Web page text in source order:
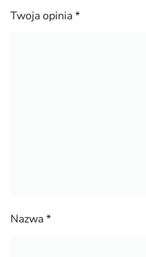
Twoja opinia*
Nazwa*